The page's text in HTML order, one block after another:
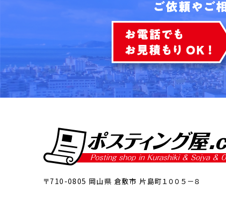
〒710-0805 岡山県 倉敷市 片島町１００５－８